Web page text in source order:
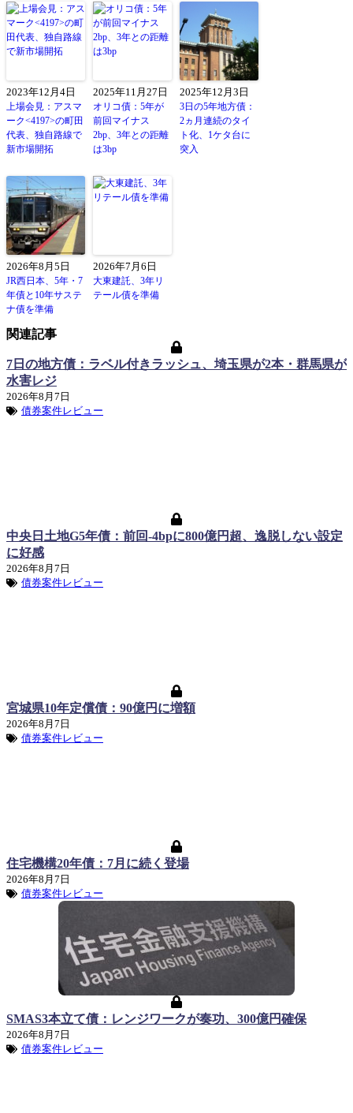
2023年12月4日
上場会見：アスマ
ーク<4197>の町田
代表、独自路線で
新市場開拓
2025年11月27日
オリコ債：5年が
前回マイナス
2bp、3年との距離
は3bp
2025年12月3日
3日の5年地方債：
2ヵ月連続のタイ
ト化、1ケタ台に
突入
2026年8月5日
JR西日本、5年・7
年債と10年サステ
ナ債を準備
2026年7月6日
大東建託、3年リ
テール債を準備
関連記事
7日の地方債：ラベル付きラッシュ、埼玉県が2本・群馬県が
水害レジ
2026年8月7日
債券案件レビュー
中央日土地G5年債：前回-4bpに800億円超、逸脱しない設定
に好感
2026年8月7日
債券案件レビュー
宮城県10年定償債：90億円に増額
2026年8月7日
債券案件レビュー
住宅機構20年債：7月に続く登場
2026年8月7日
債券案件レビュー
SMAS3本立て債：レンジワークが奏功、300億円確保
2026年8月7日
債券案件レビュー